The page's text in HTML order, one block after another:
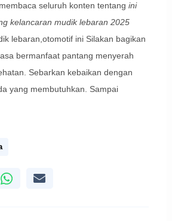
seluruh konten tentang ini
kelancaran mudik lebaran 2025
lebaran,otomotif ini Silakan bagikan
bermanfaat pantang menyerah
Sebarkan kebaikan dengan
yang membutuhkan. Sampai